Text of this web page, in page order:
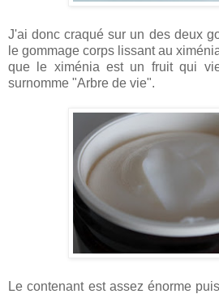
J'ai donc craqué sur un des deux
le gommage corps lissant au
que le ximénia est un fruit qui
surnomme "Arbre de vie".
Le contenant est assez énorme